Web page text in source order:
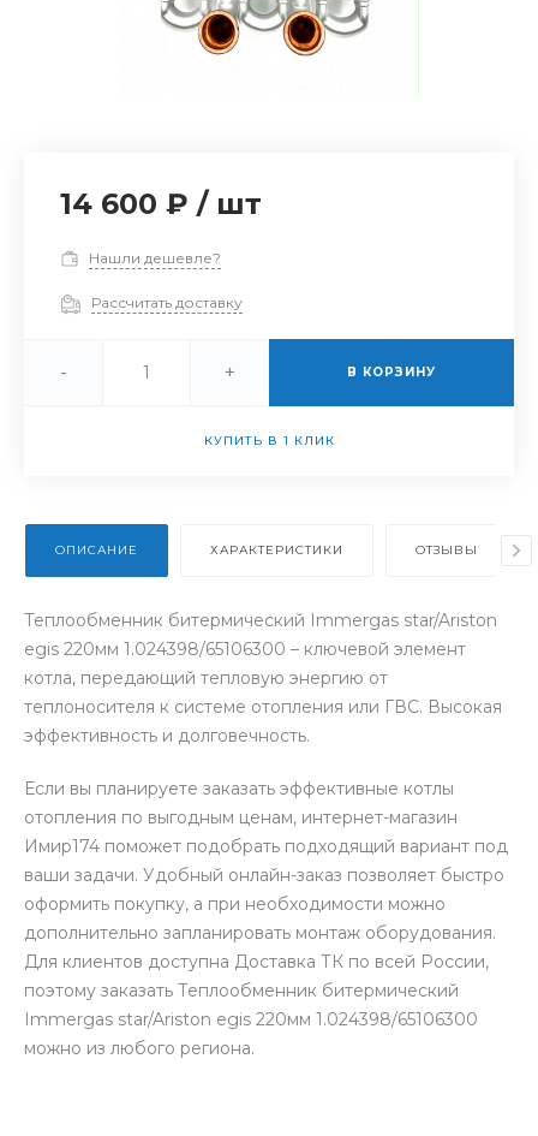
14 600 ₽ / шт
Нашли дешевле?
Рассчитать доставку
- + В КОРЗИНУ
КУПИТЬ В 1 КЛИК
ОПИСАНИЕ ХАРАКТЕРИСТИКИ ОТЗЫВЫ
Теплообменник битермический Immergas star/Ariston
egis 220мм 1.024398/65106300 – ключевой элемент
котла, передающий тепловую энергию от
теплоносителя к системе отопления или ГВС. Высокая
эффективность и долговечность.
Если вы планируете заказать эффективные котлы
отопления по выгодным ценам, интернет-магазин
Имир174 поможет подобрать подходящий вариант под
ваши задачи. Удобный онлайн-заказ позволяет быстро
оформить покупку, а при необходимости можно
дополнительно запланировать монтаж оборудования.
Для клиентов доступна Доставка ТК по всей России,
поэтому заказать Теплообменник битермический
Immergas star/Ariston egis 220мм 1.024398/65106300
можно из любого региона.